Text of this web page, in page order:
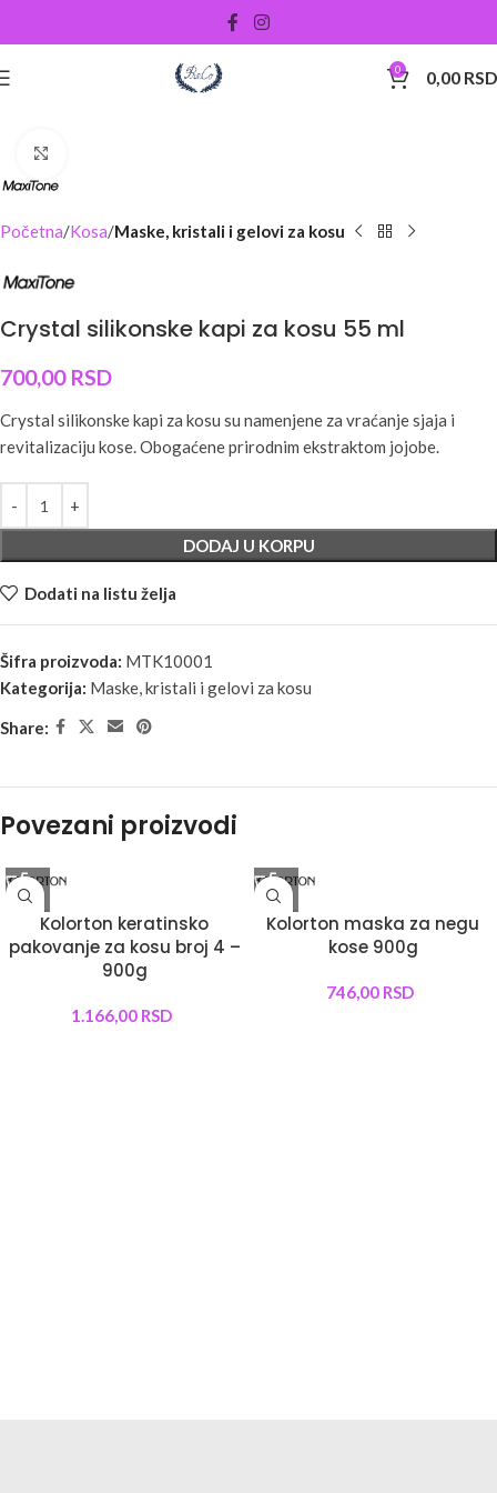
0 0,00 RSD
Početna Kosa Maske, kristali i gelovi za kosu
Crystal silikonske kapi za kosu 55 ml
700,00 RSD
Crystal silikonske kapi za kosu su namenjene za vraćanje sjaja i
revitalizaciju kose. Obogaćene prirodnim ekstraktom jojobe.
DODAJ U KORPU
Dodati na listu želja
Šifra proizvoda: MTK10001
Kategorija: Maske, kristali i gelovi za kosu
Share:
Povezani proizvodi
Kolorton keratinsko
pakovanje za kosu broj 4 –
900g
1.166,00 RSD
Kolorton maska za negu
kose 900g
746,00 RSD